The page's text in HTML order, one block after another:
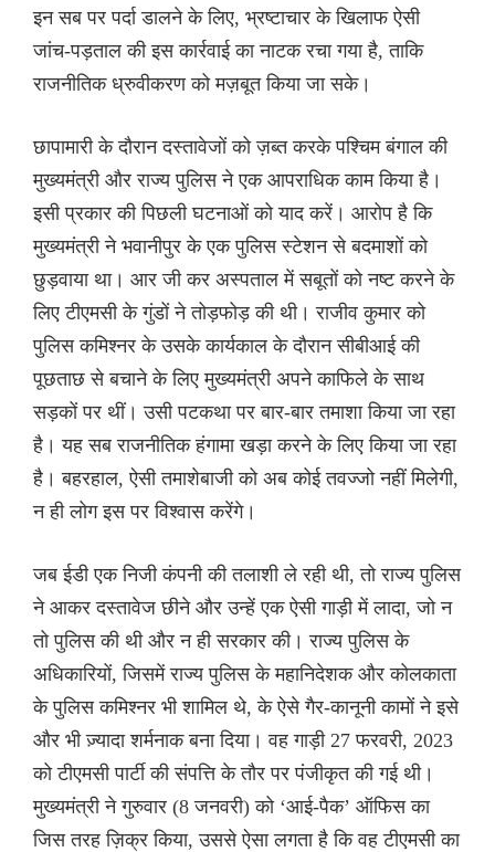
इन सब पर पर्दा डालने के लिए, भ्रष्टाचार के खिलाफ ऐसी
जांच-पड़ताल की इस कार्रवाई का नाटक रचा गया है, ताकि
राजनीतिक ध्रुवीकरण को मज़बूत किया जा सके।
छापामारी के दौरान दस्तावेजों को ज़ब्त करके पश्चिम बंगाल की
मुख्यमंत्री और राज्य पुलिस ने एक आपराधिक काम किया है।
इसी प्रकार की पिछली घटनाओं को याद करें। आरोप है कि
मुख्यमंत्री ने भवानीपुर के एक पुलिस स्टेशन से बदमाशों को
छुड़वाया था। आर जी कर अस्पताल में सबूतों को नष्ट करने के
लिए टीएमसी के गुंडों ने तोड़फोड़ की थी। राजीव कुमार को
पुलिस कमिश्नर के उसके कार्यकाल के दौरान सीबीआई की
पूछताछ से बचाने के लिए मुख्यमंत्री अपने काफिले के साथ
सड़कों पर थीं। उसी पटकथा पर बार-बार तमाशा किया जा रहा
है। यह सब राजनीतिक हंगामा खड़ा करने के लिए किया जा रहा
है। बहरहाल, ऐसी तमाशेबाजी को अब कोई तवज्जो नहीं मिलेगी,
न ही लोग इस पर विश्वास करेंगे।
जब ईडी एक निजी कंपनी की तलाशी ले रही थी, तो राज्य पुलिस
ने आकर दस्तावेज छीने और उन्हें एक ऐसी गाड़ी में लादा, जो न
तो पुलिस की थी और न ही सरकार की। राज्य पुलिस के
अधिकारियों, जिसमें राज्य पुलिस के महानिदेशक और कोलकाता
के पुलिस कमिश्नर भी शामिल थे, के ऐसे गैर-कानूनी कामों ने इसे
और भी ज़्यादा शर्मनाक बना दिया। वह गाड़ी 27 फरवरी, 2023
को टीएमसी पार्टी की संपत्ति के तौर पर पंजीकृत की गई थी।
मुख्यमंत्री ने गुरुवार (8 जनवरी) को ‘आई-पैक’ ऑफिस का
जिस तरह ज़िक्र किया, उससे ऐसा लगता है कि वह टीएमसी का